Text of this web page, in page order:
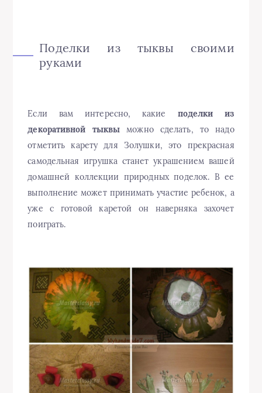
Поделки из тыквы своими
руками
Если вам интересно, какие поделки из
декоративной тыквы можно сделать, то надо
отметить карету для Золушки, это прекрасная
самодельная игрушка станет украшением вашей
домашней коллекции природных поделок. В ее
выполнение может принимать участие ребенок, а
уже с готовой каретой он наверняка захочет
поиграть.